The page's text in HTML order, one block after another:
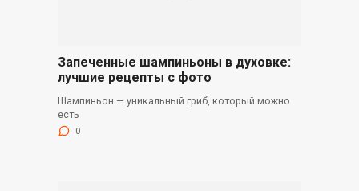
Запеченные шампиньоны в духовке:
лучшие рецепты с фото
Шампиньон — уникальный гриб, который можно
есть
0